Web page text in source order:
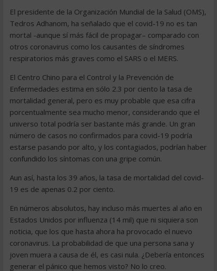
El presidente de la Organización Mundial de la Salud (OMS),
Tedros Adhanom, ha señalado que el covid-19 no es tan
mortal -aunque sí más fácil de propagar– comparado con
otros coronavirus como los causantes de síndromes
respiratorios más graves como el SARS o el MERS.
El Centro Chino para el Control y la Prevención de
Enfermedades estima en sólo 2.3 por ciento la tasa de
mortalidad general, pero es muy probable que esa cifra
porcentualmente sea mucho menor, considerando que el
universo total podría ser bastante más grande. Un gran
número de casos no confirmados para covid-19 podría
estarse pasando por alto, y los contagiados, podrían haber
confundido los síntomas con una gripe común.
Aun así, hasta los 39 años, la tasa de mortalidad del covid-
19 es de apenas 0.2 por ciento.
En números absolutos, hay incluso más muertes al año en
Estados Unidos por influenza (14 mil) que ni siquiera son
noticia, que los que hasta ahora ha provocado el nuevo
coronavirus. La probabilidad de que una persona sana y
joven muera a causa de él, es casi nula. ¿Debería entonces
generar el pánico que hemos visto? No lo creo.